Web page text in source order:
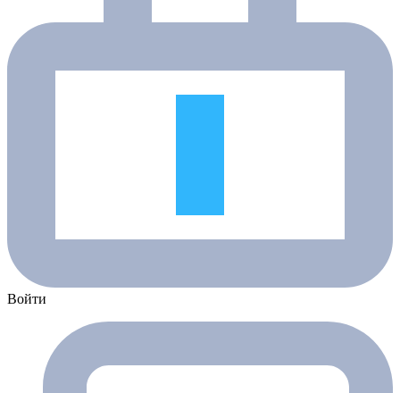
Войти